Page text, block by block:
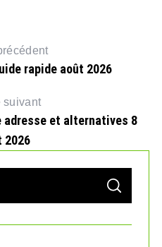
rapide août 2026
suivant
adresse et alternatives 8
2026
S
A
C